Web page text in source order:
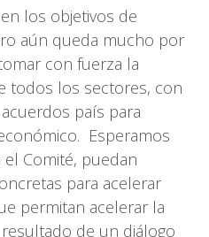
los objetivos de
aún queda mucho por
con fuerza la
todos los sectores, con
país para
Esperamos
Comité, puedan
para acelerar
permitan acelerar la
de un diálogo